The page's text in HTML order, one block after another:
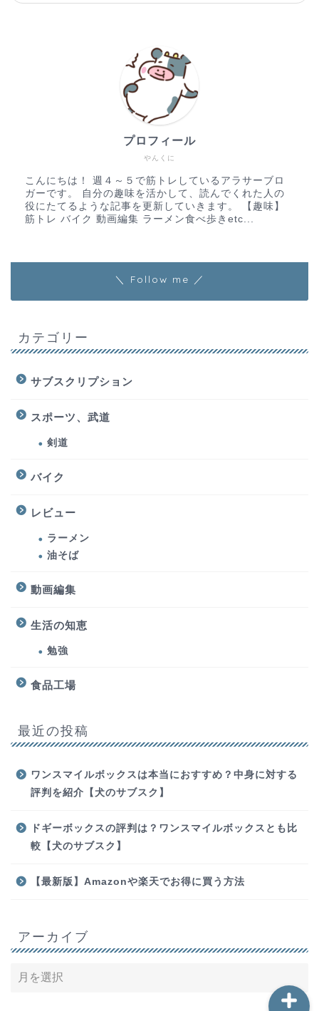
やんくに
プロフィール
こんにちは！ 週４～５で筋トレしているアラサーブロ
ガーです。 自分の趣味を活かして、読んでくれた人の
役にたてるような記事を更新していきます。 【趣味】
筋トレ バイク 動画編集 ラーメン食べ歩きetc...
＼ Follow me ／
カテゴリー
サブスクリプション
スポーツ、武道
剣道
バイク
レビュー
ラーメン
油そば
動画編集
生活の知恵
勉強
食品工場
最近の投稿
ワンスマイルボックスは本当におすすめ？中身に対する
評判を紹介【犬のサブスク】
ドギーボックスの評判は？ワンスマイルボックスとも比
較【犬のサブスク】
【最新版】Amazonや楽天でお得に買う方法
アーカイブ